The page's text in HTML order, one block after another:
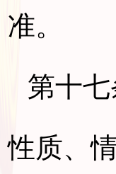
准。
第十七
性质、